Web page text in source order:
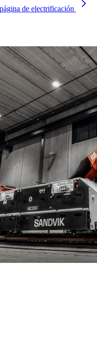
de electrificación